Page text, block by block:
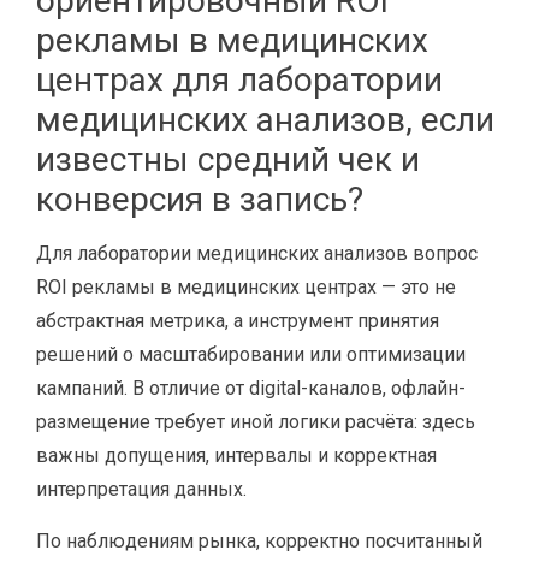
рекламы в медицинских
центрах для лаборатории
медицинских анализов, если
известны средний чек и
конверсия в запись?
Для лаборатории медицинских анализов вопрос
ROI рекламы в медицинских центрах — это не
абстрактная метрика, а инструмент принятия
решений о масштабировании или оптимизации
кампаний. В отличие от digital-каналов, офлайн-
размещение требует иной логики расчёта: здесь
важны допущения, интервалы и корректная
интерпретация данных.
По наблюдениям рынка, корректно посчитанный